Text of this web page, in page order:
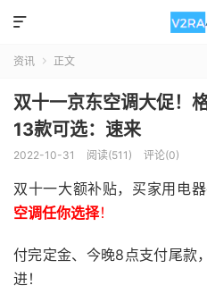

资讯  正文
双十一京东空调大促！
13款可选：速来
2022-10-31 阅读(511) 评论(0)
双十一大额补贴，买家用电器
空调任你选择！
付完定金、今晚8点支付尾款
进！